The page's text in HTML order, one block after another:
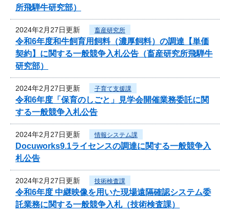
所飛騨牛研究部）
2024年2月27日更新 畜産研究所
令和6年度和牛飼育用飼料（濃厚飼料）の調達【単価
契約】に関する一般競争入札公告（畜産研究所飛騨牛
研究部）
2024年2月27日更新 子育て支援課
令和6年度「保育のしごと」見学会開催業務委託に関
する一般競争入札公告
2024年2月27日更新 情報システム課
Docuworks9.1ライセンスの調達に関する一般競争入
札公告
2024年2月27日更新 技術検査課
令和6年度 中継映像を用いた現場遠隔確認システム委
託業務に関する一般競争入札（技術検査課）